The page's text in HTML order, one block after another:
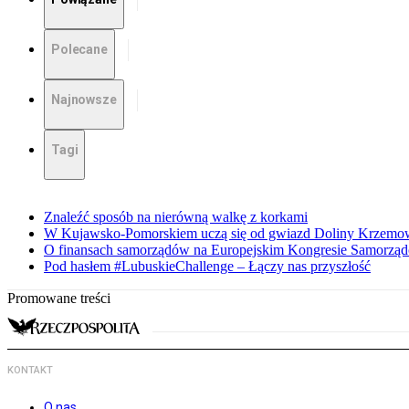
Polecane
Najnowsze
Tagi
Znaleźć sposób na nierówną walkę z korkami
W Kujawsko-Pomorskiem uczą się od gwiazd Doliny
O finansach samorządów na Europejskim Kongresie
Pod hasłem #LubuskieChallenge – Łączy nas przyszłość
Promowane treści
KONTAKT